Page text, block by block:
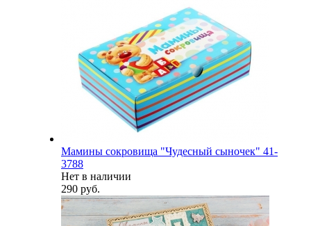
Мамины сокровища "Чудесный сыночек" 41-
3788
Нет в наличии
290 руб.